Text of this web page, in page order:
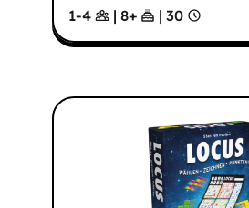
1-4
| 8+ | 30